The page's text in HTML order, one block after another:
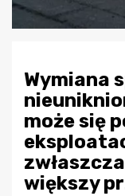
Wymiana
może się
większy